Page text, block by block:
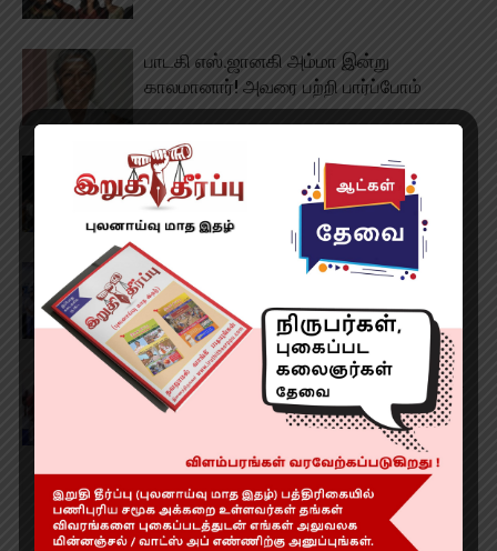
பாடகி எஸ்.ஜானகி அம்மா இன்று
காலமானார்! அவரை பற்றி பார்ப்போம்
‘அர்ஜுனன் பேர் பத்து’ திரைப்படம்
‘அருள்வான்’ படத்தின் பத்திரிகையாளர்
சந்திப்பு
‘அரூபி’ டிரெய்லர் மற்றும் இசை வெளியீட்டு
விழா